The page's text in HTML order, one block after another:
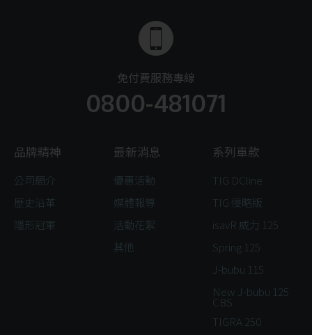
免付費服務專線
0800-481071
品牌精神
公司簡介
歷史沿革
隱形冠軍
最新消息
優惠活動
媒體報導
活動花絮
其他
系列車款
TIG DCline
TIG 侵略版
isavR 威力 125
Spring 125
J-bubu 115
New J-bubu 125
CBS
TIGRA 250